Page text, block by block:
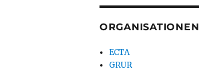
ORGANISATIONEN
ECTA
GRUR